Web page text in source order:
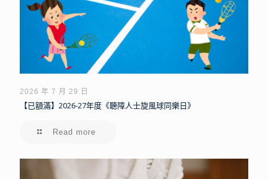
2026 年 7 月 29 日
【已額滿】2026-27年度《聽障人士旋風球同樂日》
Read more